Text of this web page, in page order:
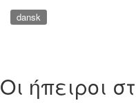
dansk
Οι ήπειροι